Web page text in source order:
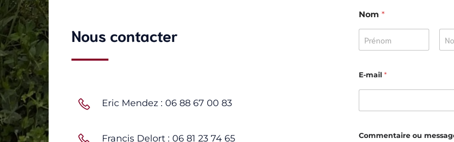
Nous contacter
Eric Mendez : 06 88 67 00 83
Francis Delort : 06 81 23 74 65
Nom *
E-mail *
Commentaire ou